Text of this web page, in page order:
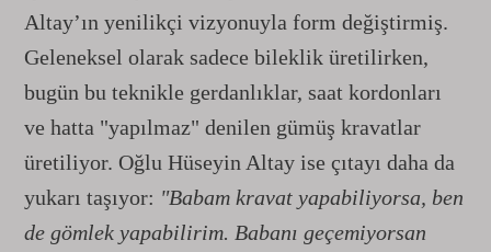
Altay’ın yenilikçi vizyonuyla form değiştirmiş.
Geleneksel olarak sadece bileklik üretilirken,
bugün bu teknikle gerdanlıklar, saat kordonları
ve hatta "yapılmaz" denilen gümüş kravatlar
üretiliyor. Oğlu Hüseyin Altay ise çıtayı daha da
yukarı taşıyor: "Babam kravat yapabiliyorsa, ben
de gömlek yapabilirim. Babanı geçemiyorsan